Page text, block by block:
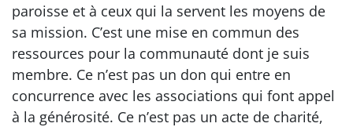
paroisse et à ceux qui la servent les moyens de
sa mission. C’est une mise en commun des
ressources pour la communauté dont je suis
membre. Ce n’est pas un don qui entre en
concurrence avec les associations qui font appel
à la générosité. Ce n’est pas un acte de charité,